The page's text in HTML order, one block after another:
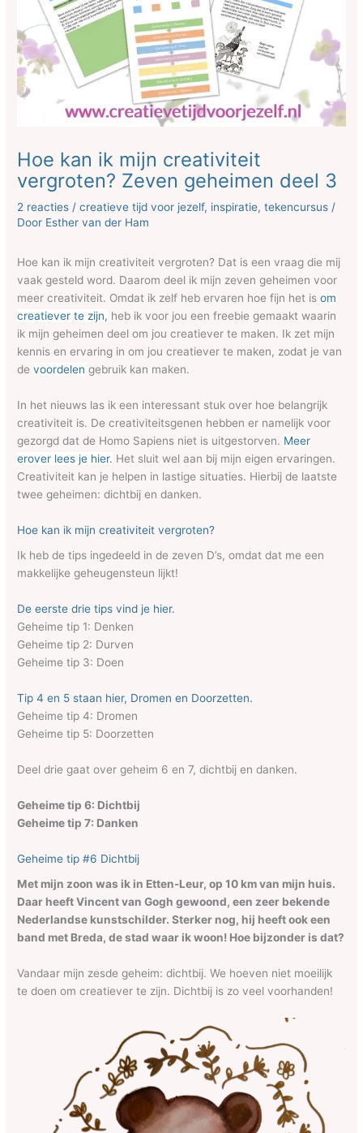
Hoe kan ik mijn creativiteit
vergroten? Zeven geheimen deel 3
2 reacties /creatieve tijd voor jezelf, inspiratie,tekencursus /
Door Esther van der Ham
Hoe kan ik mijn creativiteit vergroten? Dat is een vraag die mij
vaak gesteld word. Daarom deel ik mijn zeven geheimen voor
meer creativiteit. Omdat ik zelf heb ervaren hoe fijn het isom
creatiever te zijn, heb ik voor jou een freebie gemaakt waarin
ik mijn geheimen deel om jou creatiever te maken. Ik zet mijn
kennis en ervaring in om jou creatiever te maken, zodat je van
devoordelengebruik kan maken.
In het nieuws las ik een interessant stuk over hoe belangrijk
creativiteit is. De creativiteitsgenen hebben er namelijk voor
gezorgd dat de Homo Sapiens niet is uitgestorven. Meer
erover lees je hier. Het sluit wel aan bij mijn eigen ervaringen.
Creativiteit kan je helpen in lastige situaties. Hierbij de laatste
twee geheimen: dichtbij en danken.
Hoe kan ik mijn creativiteit vergroten?
Ik heb de tips ingedeeld in de zeven D’s, omdat dat me een
makkelijke geheugensteun lijkt!
De eerste drie tips vind je hier.
Geheime tip 1: Denken
Geheime tip 2: Durven
Geheime tip 3: Doen
Tip 4 en 5 staan hier, Dromen en Doorzetten.
Geheime tip 4: Dromen
Geheime tip 5: Doorzetten
Deel drie gaat over geheim 6 en 7, dichtbij en danken.
Geheime tip 6: Dichtbij
Geheime tip 7: Danken
Geheime tip #6 Dichtbij
Met mijn zoon was ik in Etten-Leur, op 10 km van mijn huis.
Daar heeft Vincent van Gogh gewoond, een zeer bekende
Nederlandse kunstschilder. Sterker nog, hij heeft ook een
band met Breda, de stad waar ik woon! Hoe bijzonder is dat?
Vandaar mijn zesde geheim: dichtbij. We hoeven niet moeilijk
te doen om creatiever te zijn. Dichtbij is zo veel voorhanden!